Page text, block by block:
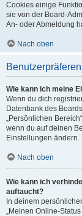
Cookies einige
sie von der Board-
An- oder Abmeldung
Nach oben
Wie kann ich meine
Wenn du dich
Datenbank des
„Persönlichen
wenn du auf deinen
Einstellungen ändern.
Nach oben
Wie kann ich
auftaucht?
In deinem
„Meinen Online-